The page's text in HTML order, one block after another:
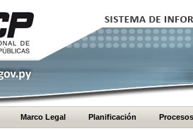
Marco Legal Planificación Procesos